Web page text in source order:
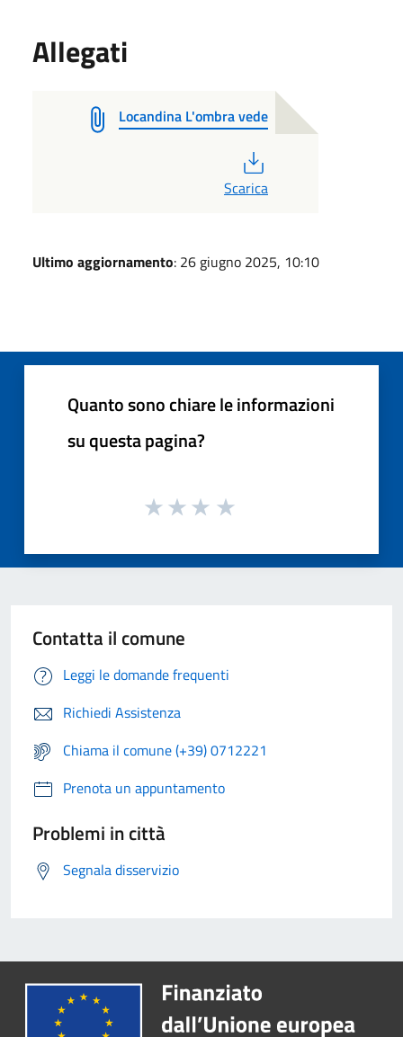
Allegati
Locandina L'ombra vede
Scarica
Ultimo aggiornamento: 26 giugno 2025, 10:10
Quanto sono chiare le informazioni
su questa pagina?
Contatta il comune
Leggi le domande frequenti
Richiedi Assistenza
Chiama il comune (+39) 0712221
Prenota un appuntamento
Problemi in città
Segnala disservizio